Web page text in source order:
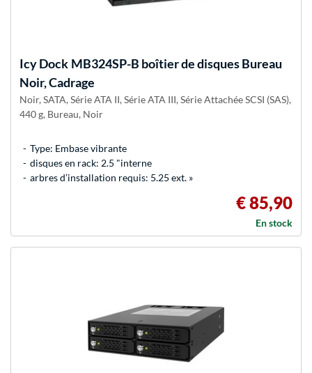
Icy Dock MB324SP-B boîtier de disques Bureau
Noir, Cadrage
Noir, SATA, Série ATA II, Série ATA III, Série Attachée SCSI (SAS),
440 g, Bureau, Noir
Type: Embase vibrante
disques en rack: 2.5 "interne
arbres d’installation requis: 5.25 ext. »
€ 85,90
En stock